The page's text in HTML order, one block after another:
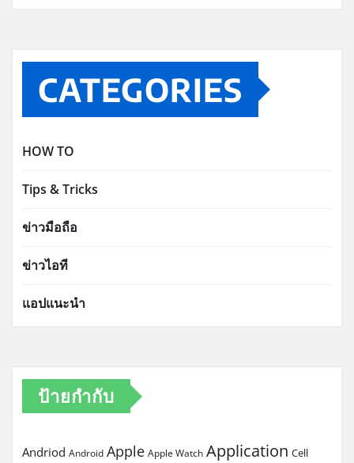
CATEGORIES
HOW TO
Tips & Tricks
ข่าวมือถือ
ข่าวไอที
แอปแนะนำ
ป้ายกำกับ
Andriod Android Apple Apple Watch Application Cell